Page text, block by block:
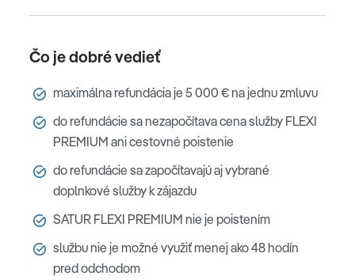
Čo je dobré vedieť
maximálna refundácia je 5 000 € na jednu zmluvu
do refundácie sa nezapočítava cena služby FLEXI
PREMIUM ani cestovné poistenie
do refundácie sa započítavajú aj vybrané
doplnkové služby k zájazdu
SATUR FLEXI PREMIUM nie je poistením
službu nie je možné využiť menej ako 48 hodín
pred odchodom